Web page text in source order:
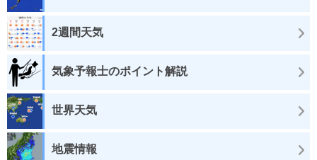
2週間天気
気象予報士のポイント解説
世界天気
地震情報